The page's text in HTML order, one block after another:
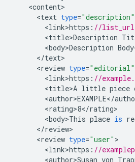
<content
<text type="description"
<link>https : //
<title>Description
<body>Description Body
</text
<review type="editorial"
<link>https : //
<title>A little piece
<author>EXAMPLE</
<rating>8</rating
<body>This place is
</review
<review type="user"
<link>https : //
<author>Susan von